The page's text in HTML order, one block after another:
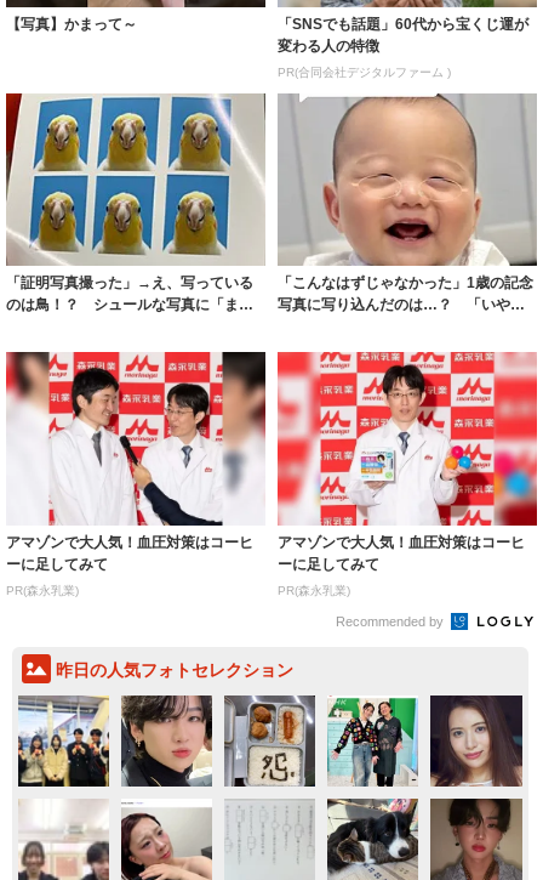
【写真】かまって～
「SNSでも話題」60代から宝くじ運が
変わる人の特徴
PR(合同会社デジタルファーム )
「証明写真撮った」→え、写っている
のは鳥！？ シュールな写真に「まさ
「こんなはずじゃなかった」1歳の記念
写真に写り込んだのは…？ 「いやむ
アマゾンで大人気！血圧対策はコーヒ
ーに足してみて
PR(森永乳業)
アマゾンで大人気！血圧対策はコーヒ
ーに足してみて
PR(森永乳業)
Recommended by
昨日の人気フォトセレクション